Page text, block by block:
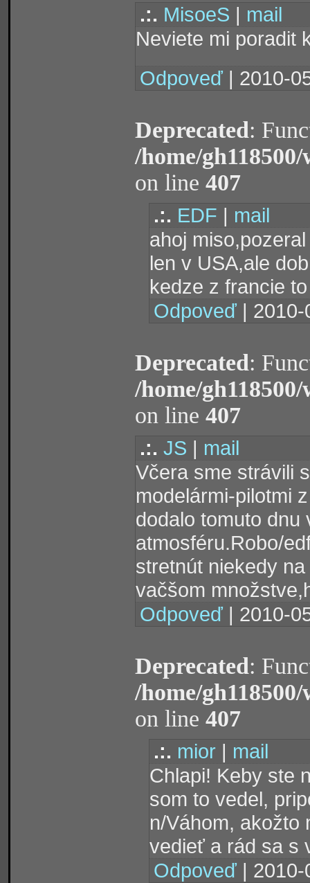
.:. MisoeS | mail
Neviete mi poradit
Odpoveď | 2010-
Deprecated:
/home/
on line 407
.:. EDF | mail
ahoj
len v USA,ale
kedze z francie
Odpoveď |
Deprecated:
/home/
on line 407
.:. JS | mail
Včera sme strávili
modelármi-pilotmi
dodalo tomuto dnu
atmosféru.Robo/
stretnút niekedy
vačšom
Odpoveď | 2010-
Deprecated:
/home/
on line 407
.:. mior | mail
Chlapi! Keby ste
som to vedel,
n/Váhom, akožto
vedieť a rád sa s
Odpoveď |